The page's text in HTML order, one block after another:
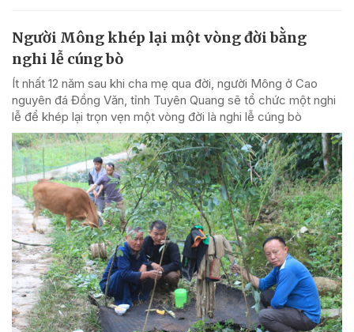
Người Mông khép lại một vòng đời bằng
nghi lễ cúng bò
Ít nhất 12 năm sau khi cha mẹ qua đời, người Mông ở Cao
nguyên đá Đồng Văn, tỉnh Tuyên Quang sẽ tổ chức một nghi
lễ để khép lại trọn vẹn một vòng đời là nghi lễ cúng bò